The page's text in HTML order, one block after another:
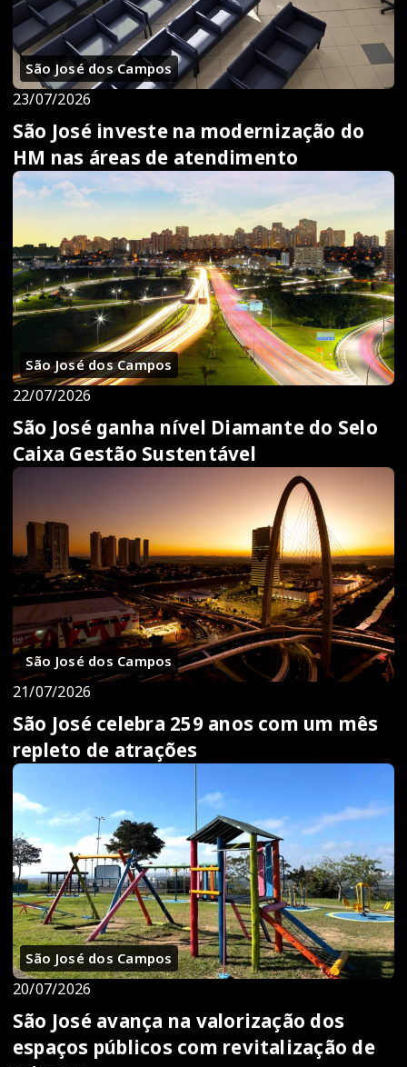
São José dos Campos
23/07/2026
São José investe na modernização do
HM nas áreas de atendimento
São José dos Campos
22/07/2026
São José ganha nível Diamante do Selo
Caixa Gestão Sustentável
São José dos Campos
21/07/2026
São José celebra 259 anos com um mês
repleto de atrações
São José dos Campos
20/07/2026
São José avança na valorização dos
espaços públicos com revitalização de